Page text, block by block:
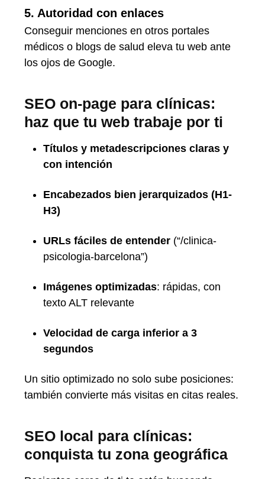
5. Autoridad con enlaces
Conseguir menciones en otros portales
médicos o blogs de salud eleva tu web ante
los ojos de Google.
SEO on-page para clínicas:
haz que tu web trabaje por ti
Títulos y metadescripciones claras y
con intención
Encabezados bien jerarquizados (H1-
H3)
URLs fáciles de entender (“/clinica-
psicologia-barcelona”)
Imágenes optimizadas: rápidas, con
texto ALT relevante
Velocidad de carga inferior a 3
segundos
Un sitio optimizado no solo sube posiciones:
también convierte más visitas en citas reales.
SEO local para clínicas:
conquista tu zona geográfica